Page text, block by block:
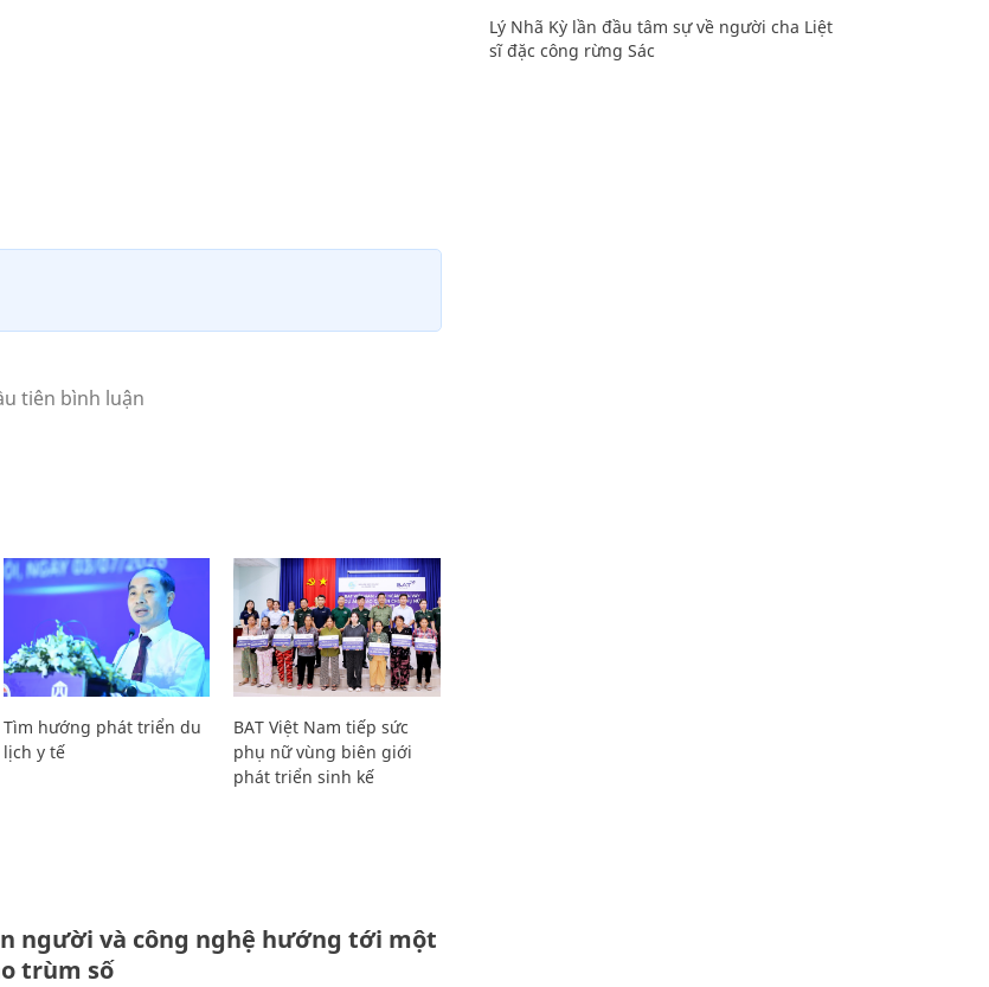
Tìm hướng phát triển du
lịch y tế
BAT Việt Nam tiếp sức
phụ nữ vùng biên giới
phát triển sinh kế
người và công nghệ hướng tới một
trùm số
Lý Nhã Kỳ lần đầu tâm sự về người cha Liệt
sĩ đặc công rừng Sác